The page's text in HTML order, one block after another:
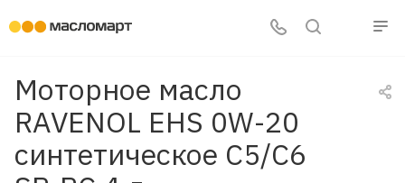
Моторное масло
RAVENOL EHS 0W-20
синтетическое C5/C6